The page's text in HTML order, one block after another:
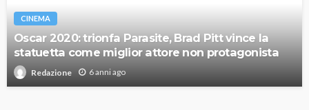
CINEMA
Oscar 2020: trionfa Parasite, Brad Pitt vince la
statuetta come miglior attore non protagonista
Redazione 6 anni ago